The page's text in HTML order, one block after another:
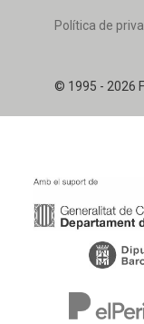
© 1995 - 2026
Política de